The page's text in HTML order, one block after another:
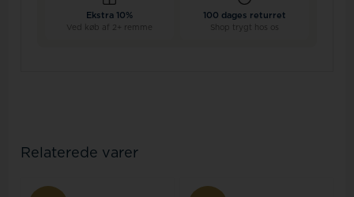
Ekstra 10%
Ved køb af 2+ remme
100 dages returret
Shop trygt hos os
Relaterede varer